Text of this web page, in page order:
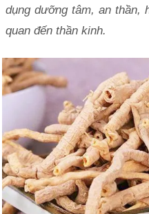
dụng dưỡng tâm, an thần,
quan đến thần kinh.